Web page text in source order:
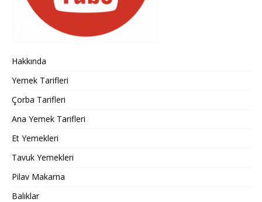
Hakkında
Yemek Tarifleri
Çorba Tarifleri
Ana Yemek Tarifleri
Et Yemekleri
Tavuk Yemekleri
Pilav Makarna
Balıklar